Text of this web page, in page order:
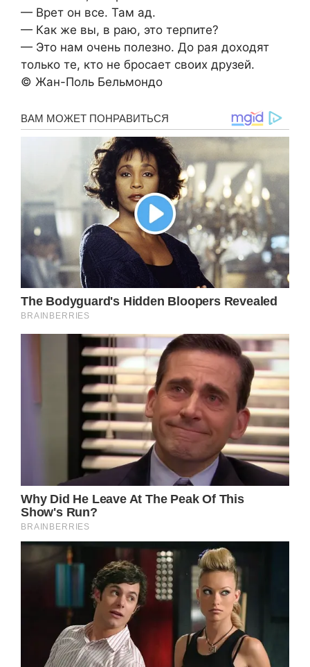
— Врет он все. Там ад.
— Как же вы, в раю, это терпите?
— Это нам очень полезно. До рая доходят
только те, кто не бросает своих друзей.
© Жан-Поль Бельмондо